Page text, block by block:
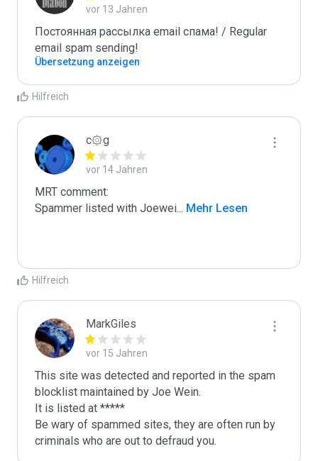
vor 13 Jahren
Постоянная рассылка email спама! / Regular
email spam sending!
Übersetzung anzeigen
Hilfreich
c۞g
vor 14 Jahren
MRT comment:
Spammer listed with Joewei... Mehr Lesen
Hilfreich
MarkGiles
vor 15 Jahren
This site was detected and reported in the spam
blocklist maintained by Joe Wein.
It is listed at *****
Be wary of spammed sites, they are often run by
criminals who are out to defraud you.